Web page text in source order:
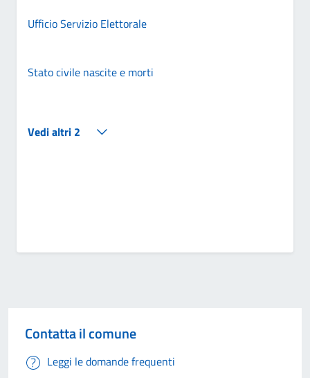
Ufficio Servizio Elettorale
Stato civile nascite e morti
Vedi altri 2
Contatta il comune
Leggi le domande frequenti